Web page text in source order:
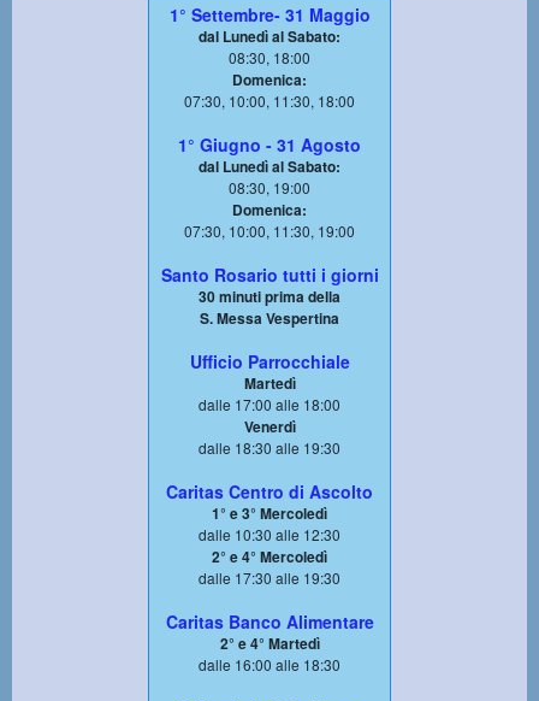
1° Settembre- 31 Maggio
dal Lunedì al Sabato:
08:30, 18:00
Domenica:
07:30, 10:00, 11:30, 18:00
1° Giugno - 31 Agosto
dal Lunedì al Sabato:
08:30, 19:00
Domenica:
07:30, 10:00, 11:30, 19:00
Santo Rosario tutti i giorni
30 minuti prima della
S. Messa Vespertina
Ufficio Parrocchiale
Martedì
dalle 17:00 alle 18:00
Venerdì
dalle 18:30 alle 19:30
Caritas Centro di Ascolto
1° e 3° Mercoledì
dalle 10:30 alle 12:30
2° e 4° Mercoledì
dalle 17:30 alle 19:30
Caritas Banco Alimentare
2° e 4° Martedì
dalle 16:00 alle 18:30